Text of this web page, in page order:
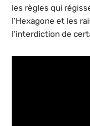
les règles qui
l’Hexagone et les
l’interdiction de